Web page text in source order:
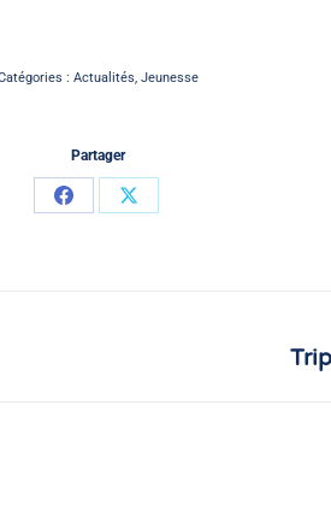
: Actualités, Jeunesse
Partager
PartagerPartager